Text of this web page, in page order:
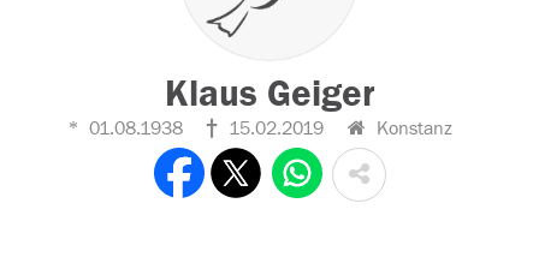
Klaus Geiger
01.08.1938 15.02.2019 Konstanz